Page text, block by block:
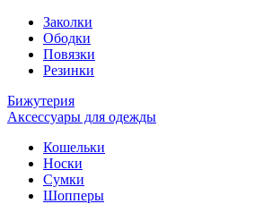
Заколки
Ободки
Повязки
Резинки
Бижутерия
Аксессуары для одежды
Кошельки
Носки
Сумки
Шопперы